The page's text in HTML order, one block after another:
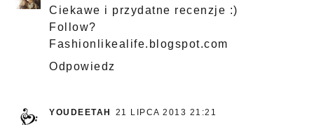
Ciekawe i przydatne recenzje :)
Follow?
Fashionlikealife.blogspot.com
Odpowiedz
YOUDEETAH 21 LIPCA 2013 21:21